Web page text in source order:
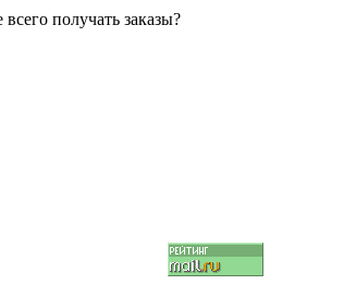
получать заказы?